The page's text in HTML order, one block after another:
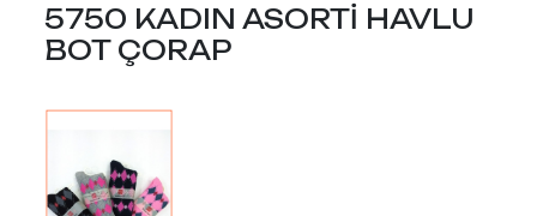
5750 KADIN ASORTİ HAVLU
BOT ÇORAP